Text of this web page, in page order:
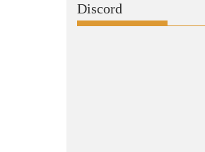
Discord